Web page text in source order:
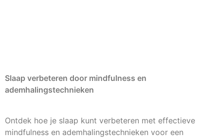
Slaap verbeteren door mindfulness en
ademhalingstechnieken
Ontdek hoe je slaap kunt verbeteren met effectieve
mindfulness en ademhalingstechnieken voor een